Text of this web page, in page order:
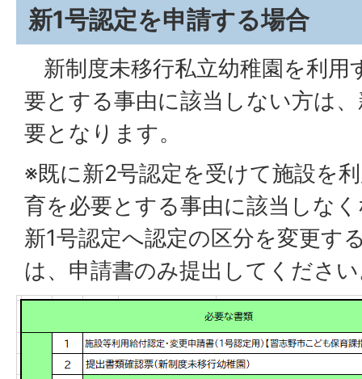
新1号認定を申請する場合
新制度未移行私立幼稚園を利用
要とする事由に該当しない方は
要となります。
※既に新2号認定を受けて施設を
育を必要とする事由に該当しな
新1号認定へ認定の区分を変更す
は、申請書のみ提出してくださ